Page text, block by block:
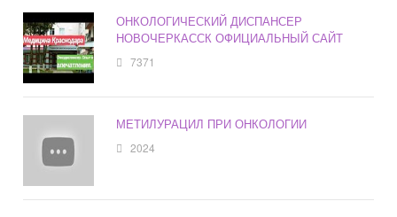
ОНКОЛОГИЧЕСКИЙ ДИСПАНСЕР
НОВОЧЕРКАССК ОФИЦИАЛЬНЫЙ САЙТ
7371
МЕТИЛУРАЦИЛ ПРИ ОНКОЛОГИИ
2024